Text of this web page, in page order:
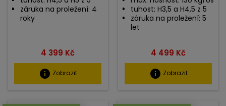
záruka na proležení: 4
roky
Cena
4 399 Kč
info Zobrazit
tuhost: H3,5 a H4,5 z 5
záruka na proležení: 5
let
Cena
4 499 Kč
info Zobrazit